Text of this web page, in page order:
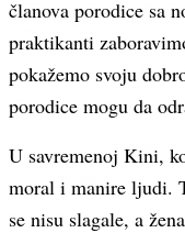
članova porodice sa
praktikanti
pokažemo svoju
porodice mogu da
U savremenoj Kini,
moral i manire ljudi.
se nisu slagale, a